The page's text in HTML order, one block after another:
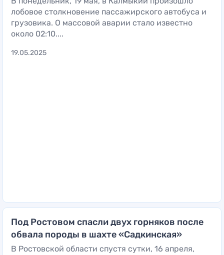
лобовое столкновение пассажирского автобуса и
грузовика. О массовой аварии стало известно
около 02:10....
19.05.2025
Под Ростовом спасли двух горняков после
обвала породы в шахте «Садкинская»
В Ростовской области спустя сутки, 16 апреля,